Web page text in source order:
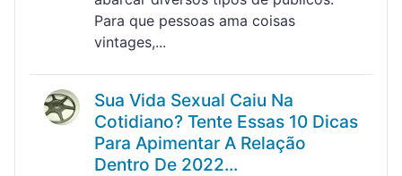
Para que pessoas ama coisas
vintages,...
Sua Vida Sexual Caiu Na
Cotidiano? Tente Essas 10 Dicas
Para Apimentar A Relação
Dentro De 2022...